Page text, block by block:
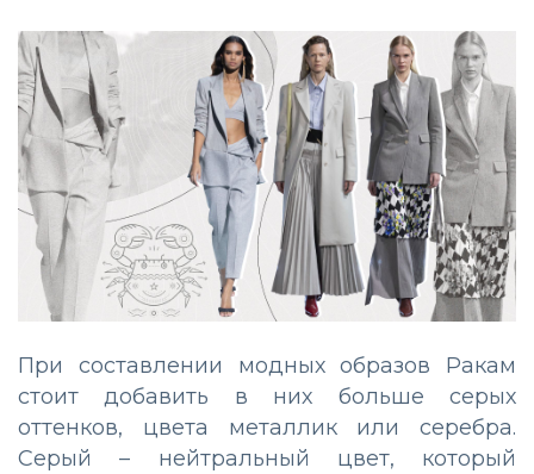
При составлении модных образов Ракам
стоит добавить в них больше серых
оттенков, цвета металлик или серебра.
Серый – нейтральный цвет, который